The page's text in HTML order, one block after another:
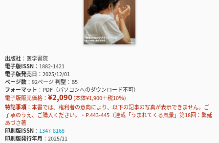
出版社
医学書院
電子版ISSN
1882-1421
電子版発売日
2025/12/01
ページ数
92ページ判型
B5
フォーマット
PDF（パソコンへのダウンロード不可）
電子版販売価格： ¥2,090(本体¥1,900＋税10％)
特記事項
本書では、権利者の意向により、以下の記事の写真が表示できません。ご
了承のうえ、ご購入ください。・P.443-445（連載「うまれてくる風景」第18回：繁延
あづさ著
印刷版ISSN
1347-8168
印刷版発行年月
2025/11